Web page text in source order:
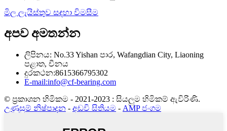
මිල ලැයිස්තුව සඳහා විමසීම
අපව අමතන්න
ලිපිනය: No.33 Yishan පාර, Wafangdian City, Liaoning
පළාත, චීනය
දුරකථන:8615366795302
E-mail:info@cf-bearing.com
© ප්‍රකාශන හිමිකම - 2021-2023 : සියලුම හිමිකම් ඇවිරිණි.
උණුසුම් නිෂ්පාදන - අඩවි සිතියම - AMP ජංගම